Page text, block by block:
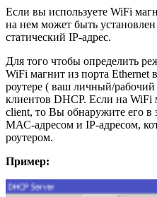
Если вы используете WiFi
на нем может быть
статический IP-адрес.
Для того чтобы определить
WiFi магнит из порта
роутере ( ваш личный/рабочий
клиентов DHCP. Если на WiFi
client, то Вы обнаружите его в
МАС-адресом и IP-адресом,
роутером.
Пример: